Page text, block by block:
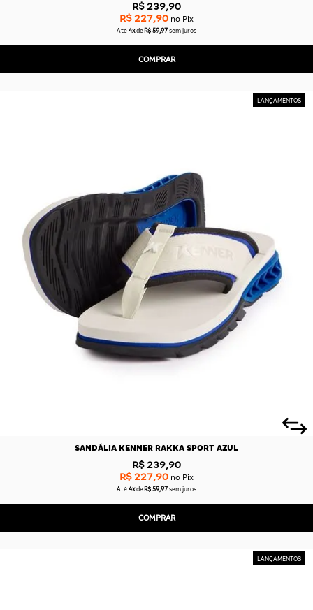
R$ 239,90
R$ 227,90 no Pix
Até 4x de R$ 59,97 sem juros
COMPRAR
SANDÁLIA KENNER RAKKA SPORT AZUL
R$ 239,90
R$ 227,90 no Pix
Até 4x de R$ 59,97 sem juros
COMPRAR